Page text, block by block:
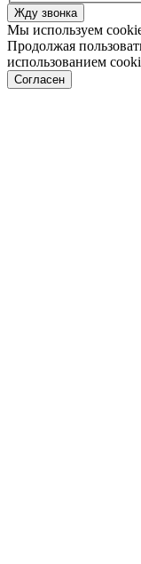
Жду звонка
Мы используем
Продолжая
использованием
Согласен